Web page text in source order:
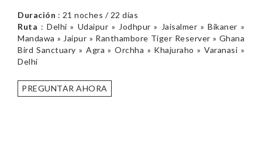
Duración : 21 noches / 22 días
Ruta : Delhi » Udaipur » Jodhpur » Jaisalmer » Bikaner »
Mandawa » Jaipur » Ranthambore Tiger Reserver » Ghana
Bird Sanctuary » Agra » Orchha » Khajuraho » Varanasi »
Delhi
PREGUNTAR AHORA